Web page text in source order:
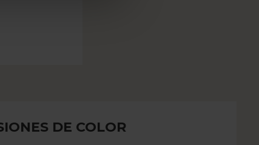
DE COLOR